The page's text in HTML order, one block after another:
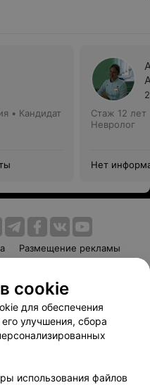
• Кандидат
Стаж 12 лет
Невролог
Нет
Размещение рекламы
Способы оплаты
103.by
cookie
для обеспечения
улучшения, сбора
использования файлов